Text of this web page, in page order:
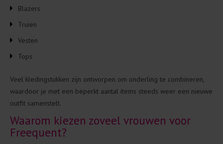
Blazers
Truien
Vesten
Tops
Veel kledingstukken zijn ontworpen om onderling te combineren,
waardoor je met een beperkt aantal items steeds weer een nieuwe
outfit samenstelt.
Waarom kiezen zoveel vrouwen voor
Freequent?